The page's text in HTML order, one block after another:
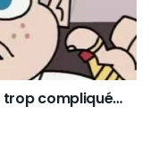
trop compliqué…